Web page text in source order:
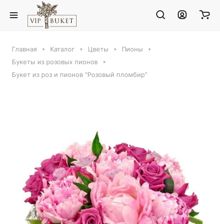
Главная Каталог Цветы
Пионы
Букеты из розовых пионов
Букет из роз и пионов "Розовый пломбир"